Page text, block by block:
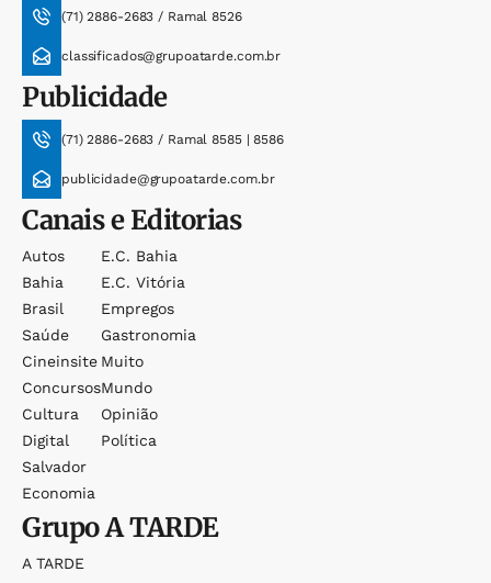
(71) 2886-2683 / Ramal 8526
classificados@grupoatarde.com.br
Publicidade
(71) 2886-2683 / Ramal 8585 | 8586
publicidade@grupoatarde.com.br
Canais e Editorias
Autos
Bahia
Brasil
Saúde
Cineinsite
Concursos
Cultura
Digital
Salvador
Economia
E.c. Bahia
E.c. Vitória
Empregos
Gastronomia
Muito
Mundo
Opinião
Política
GrupoA TARDE
A TARDE